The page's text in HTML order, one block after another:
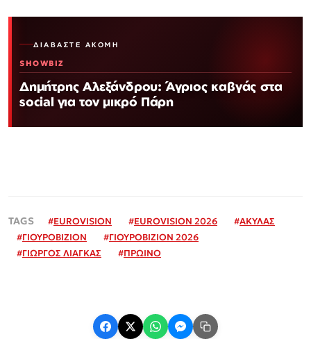
ΔΙΑΒΆΣΤΕ ΑΚΌΜΗ
SHOWBIZ
Δημήτρης Αλεξάνδρου: Άγριος καβγάς στα
social για τον μικρό Πάρη
#EUROVISION #EUROVISION 2026 #ΑΚΥΛΑΣ
#ΓΙΟΥΡΟΒΙΖΙΟΝ #ΓΙΟΥΡΟΒΙΖΙΟΝ 2026
#ΓΙΩΡΓΟΣ ΛΙΑΓΚΑΣ #ΠΡΩΙΝΟ